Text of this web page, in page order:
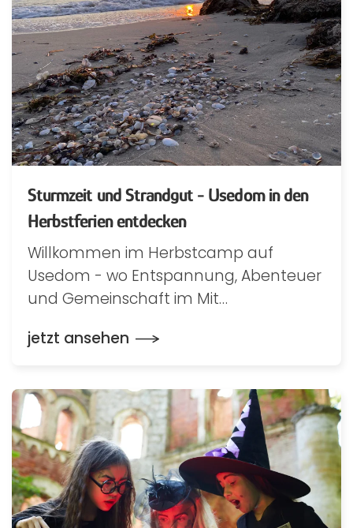
Sturmzeit und Strandgut - Usedom in den
Herbstferien entdecken
Willkommen im Herbstcamp auf
Usedom - wo Entspannung, Abenteuer
und Gemeinschaft im Mit…
jetzt ansehen